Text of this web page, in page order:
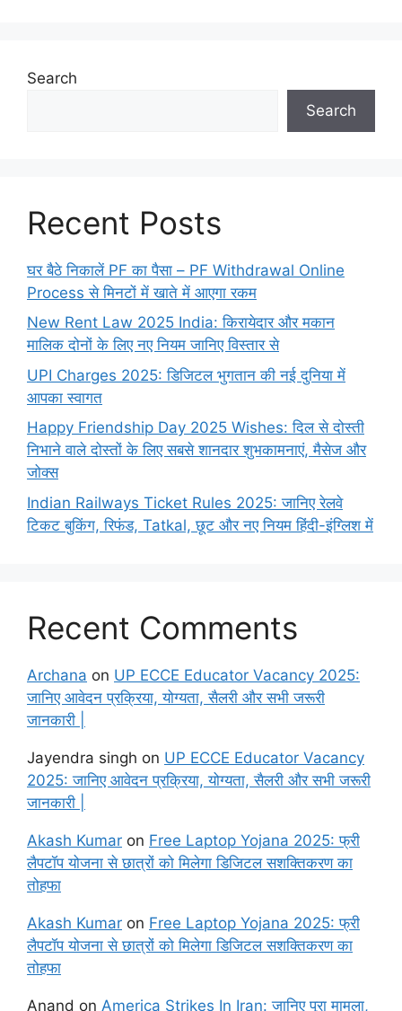
Search
Search
Recent Posts
घर बैठे निकालें PF का पैसा – PF Withdrawal Online
Process से मिनटों में खाते में आएगा रकम
New Rent Law 2025 India: किरायेदार और मकान
मालिक दोनों के लिए नए नियम जानिए विस्तार से
UPI Charges 2025: डिजिटल भुगतान की नई दुनिया में
आपका स्वागत
Happy Friendship Day 2025 Wishes: दिल से दोस्ती
निभाने वाले दोस्‍तों के लिए सबसे शानदार शुभकामनाएं, मैसेज और
जोक्स
Indian Railways Ticket Rules 2025: जानिए रेलवे
टिकट बुकिंग, रिफंड, Tatkal, छूट और नए नियम हिंदी-इंग्लिश में
Recent Comments
Archana on UP ECCE Educator Vacancy 2025:
जानिए आवेदन प्रक्रिया, योग्यता, सैलरी और सभी जरूरी
जानकारी |
Jayendra singh on UP ECCE Educator Vacancy
2025: जानिए आवेदन प्रक्रिया, योग्यता, सैलरी और सभी जरूरी
जानकारी |
Akash Kumar on Free Laptop Yojana 2025: फ्री
लैपटॉप योजना से छात्रों को मिलेगा डिजिटल सशक्तिकरण का
तोहफा
Akash Kumar on Free Laptop Yojana 2025: फ्री
लैपटॉप योजना से छात्रों को मिलेगा डिजिटल सशक्तिकरण का
तोहफा
Anand on America Strikes In Iran: जानिए पूरा मामला,